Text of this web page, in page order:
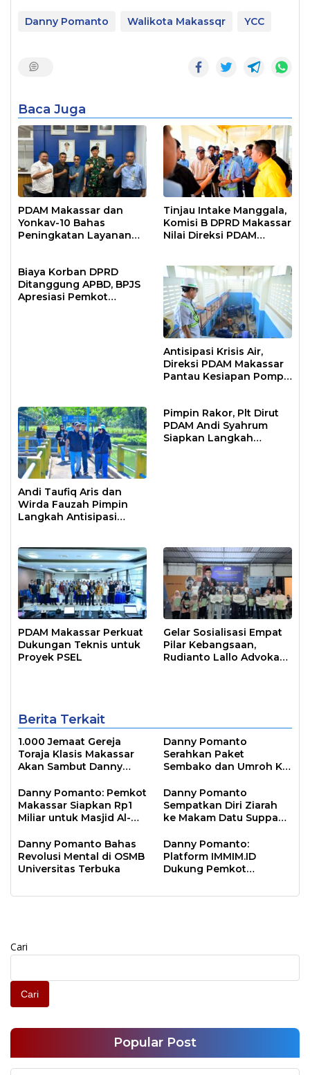
Danny Pomanto Walikota Makassqr YCC
Baca Juga
PDAM Makassar dan
Yonkav-10 Bahas
Peningkatan Layanan
Tinjau Intake Manggala,
Komisi B DPRD Makassar
Nilai Direksi PDAM
Biaya Korban DPRD
Ditanggung APBD, BPJS
Apresiasi Pemkot
Antisipasi Krisis Air,
Direksi PDAM Makassar
Pantau Kesiapan Pompa
Andi Taufiq Aris dan
Wirda Fauzah Pimpin
Langkah Antisipasi
Pimpin Rakor, Plt Dirut
PDAM Andi Syahrum
Siapkan Langkah
PDAM Makassar Perkuat
Dukungan Teknis untuk
Proyek PSEL
Gelar Sosialisasi Empat
Pilar Kebangsaan,
Rudianto Lallo Advokasi
Berita Terkait
1.000 Jemaat Gereja
Toraja Klasis Makassar
Akan Sambut Danny
Natal Besok
Danny Pomanto
Serahkan Paket
Sembako dan Umroh Ke
Makassar Shalat Subuh
Berjamaah
Danny Pomanto: Pemkot
Makassar Siapkan Rp1
Miliar untuk Masjid Al-
Danny Pomanto
Sempatkan Diri Ziarah
ke Makam Datu Suppa
Kota Parepare Faisal
Sapada
Danny Pomanto Bahas
Revolusi Mental di OSMB
Universitas Terbuka
Danny Pomanto:
Platform IMMIM.ID
Dukung Pemkot
Tantangan Zaman dan
Cari
Cari
Popular Post